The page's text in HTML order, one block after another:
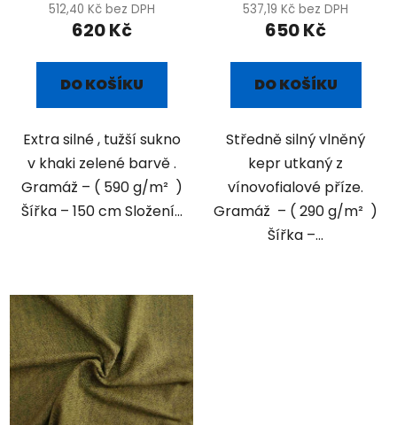
512,40 Kč bez DPH
620 Kč
DO KOŠÍKU
Extra silné , tužší sukno
v khaki zelené barvě .
Gramáž – ( 590 g/m² )
Šířka – 150 cm Složení...
537,19 Kč bez DPH
650 Kč
DO KOŠÍKU
Středně silný vlněný
kepr utkaný z
vínovofialové příze.
Gramáž – ( 290 g/m² )
Šířka –...